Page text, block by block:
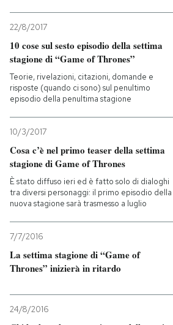
22/8/2017
10 cose sul sesto episodio della settima
stagione di “Game of Thrones”
Teorie, rivelazioni, citazioni, domande e
risposte (quando ci sono) sul penultimo
episodio della penultima stagione
10/3/2017
Cosa c’è nel primo teaser della settima
stagione di Game of Thrones
È stato diffuso ieri ed è fatto solo di dialoghi
tra diversi personaggi: il primo episodio della
nuova stagione sarà trasmesso a luglio
7/7/2016
La settima stagione di “Game of
Thrones” inizierà in ritardo
24/8/2016